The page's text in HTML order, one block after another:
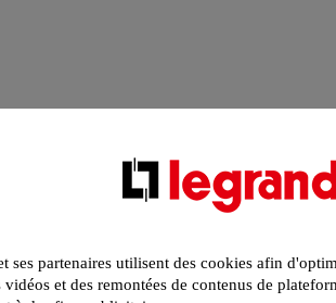
ses partenaires utilisent des cookies afin
et des remontées de contenus de